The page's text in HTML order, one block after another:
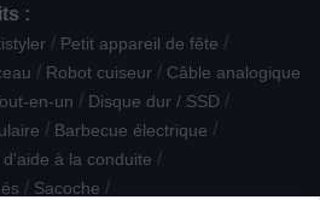
:
/ Petit appareil de fête /
/ Robot cuiseur / Câble analogique
en-un / Disque dur / SSD /
/ Barbecue électrique /
d'aide à la conduite /
/ Sacoche /